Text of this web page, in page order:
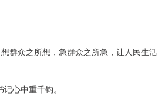
群众之所想，急群众之所急，让人民生活
心中重千钧。